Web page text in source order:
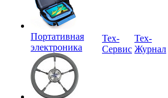
Портативная
электроника
Tex-
Сервис
Тех-
Журнал